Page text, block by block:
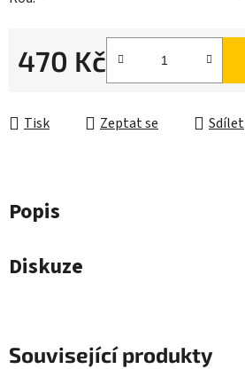
470 Kč
Tisk Zeptat se Sdílet
Popis
Diskuze
Související produkty